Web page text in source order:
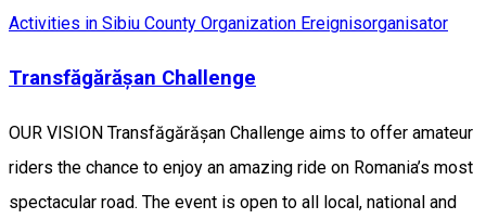
Activities in Sibiu County Organization Ereignisorganisator
Transfăgărășan Challenge
OUR VISION Transfăgărășan Challenge aims to offer amateur
riders the chance to enjoy an amazing ride on Romania’s most
spectacular road. The event is open to all local, national and